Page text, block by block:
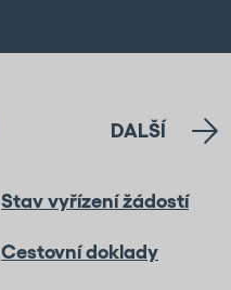
DALŠÍ
Stav vyřízení žádostí
Cestovní doklady